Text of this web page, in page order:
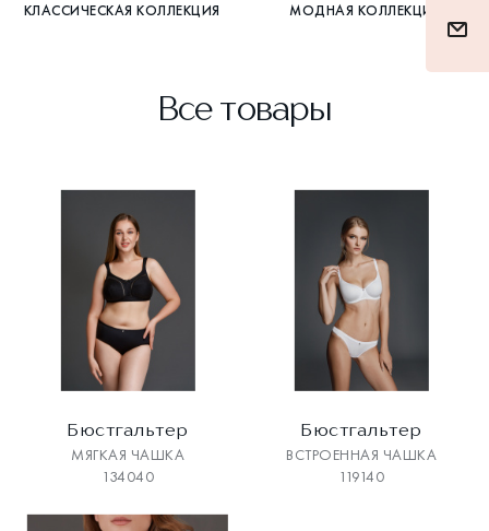
КЛАССИЧЕСКАЯ КОЛЛЕКЦИЯ МОДНАЯ КОЛЛЕКЦИЯ
Все товары
Бюстгальтер
МЯГКАЯ ЧАШКА
134040
Бюстгальтер
ВСТРОЕННАЯ ЧАШКА
119140